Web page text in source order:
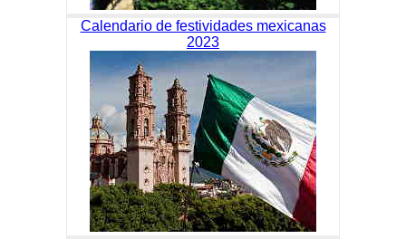
Calendario de festividades mexicanas
2023